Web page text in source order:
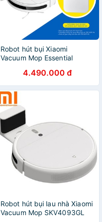
Robot hút bụi Xiaomi
Vacuum Mop Essential
chính hãng4.490.000 đ
Robot hút bụi lau nhà Xiaomi
Vacuum Mop SKV4093GL